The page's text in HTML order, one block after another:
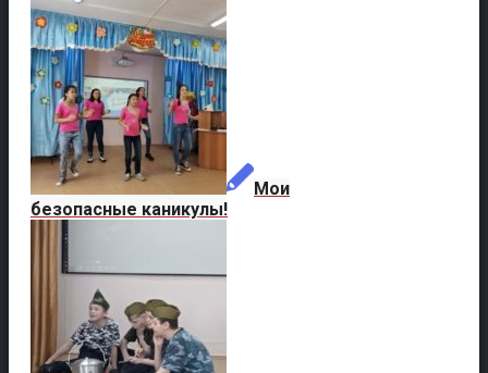
Мои
безопасные каникулы!